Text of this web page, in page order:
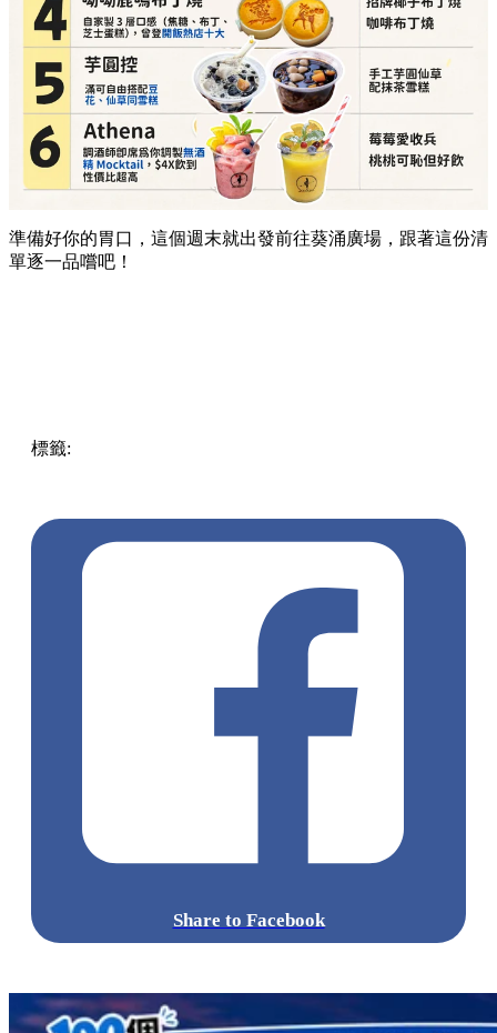
準備好你的胃口，這個週末就出發前往葵涌廣場，跟著這份清
單逐一品嚐吧！
標籤:
Share to Facebook